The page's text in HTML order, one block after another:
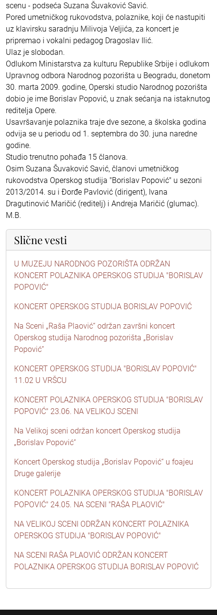
scenu - podseća Suzana Šuvaković Savić.
Pored umetničkog rukovodstva, polaznike, koji će nastupiti
uz klavirsku saradnju Milivoja Veljića, za koncert je
pripremao i vokalni pedagog Dragoslav Ilić.
Ulaz je slobodan.
Odlukom Ministarstva za kulturu Republike Srbije i odlukom
Upravnog odbora Narodnog pozorišta u Beogradu, donetom
30. marta 2009. godine, Operski studio Narodnog pozorišta
dobio je ime Borislav Popović, u znak sećanja na istaknutog
reditelja Opere.
Usavršavanje polaznika traje dve sezone, a školska godina
odvija se u periodu od 1. septembra do 30. juna naredne
godine.
Studio trenutno pohađa 15 članova.
Osim Suzana Šuvaković Savić, članovi umetničkog
rukovodstva Operskog studija "Borislav Popović" u sezoni
2013/2014. su i Đorđe Pavlović (dirigent), Ivana
Dragutinović Maričić (reditelj) i Andreja Maričić (glumac).
M.B.
Slične vesti
U MUZEJU NARODNOG POZORIŠTA ODRŽAN
KONCERT POLAZNIKA OPERSKOG STUDIJA "BORISLAV
POPOVIĆ"
KONCERT OPERSKOG STUDIJA BORISLAV POPOVIĆ
Na Sceni „Raša Plaović“ održan završni koncert
Operskog studija Narodnog pozorišta „Borislav
Popović“
KONCERT OPERSKOG STUDIJA "BORISLAV POPOVIĆ"
11.02 U VRŠCU
KONCERT POLAZNIKA OPERSKOG STUDIJA "BORISLAV
POPOVIĆ" 23.06. NA VELIKOJ SCENI
Na Velikoj sceni održan koncert Operskog studija
„Borislav Popović“
Koncert Operskog studija „Borislav Popović“ u foajeu
Druge galerije
KONCERT POLAZNIKA OPERSKOG STUDIJA "BORISLAV
POPOVIĆ" 24.05. NA SCENI "RAŠA PLAOVIĆ"
NA VELIKOJ SCENI ODRŽAN KONCERT POLAZNIKA
OPERSKOG STUDIJA "BORISLAV POPOVIĆ"
NA SCENI RAŠA PLAOVIĆ ODRŽAN KONCERT
POLAZNIKA OPERSKOG STUDIJA BORISLAV POPOVIĆ